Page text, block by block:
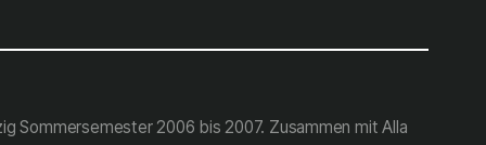
Sommersemester 2006 bis 2007. Zusammen mit Alla